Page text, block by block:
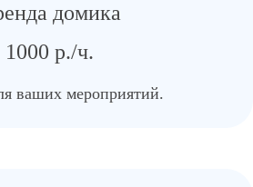
домика
1000 р./ч.
ваших мероприятий.